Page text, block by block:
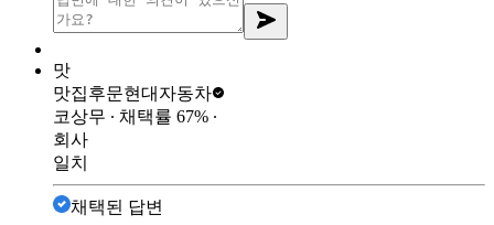
맛
맛집후문현대자동차
코상무 ∙ 채택률 67% ∙
회사
일치
채택된 답변